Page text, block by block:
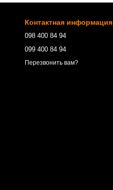
Контактная информация
098 400 84 94‬
099 400 84 94
Перезвонить вам?